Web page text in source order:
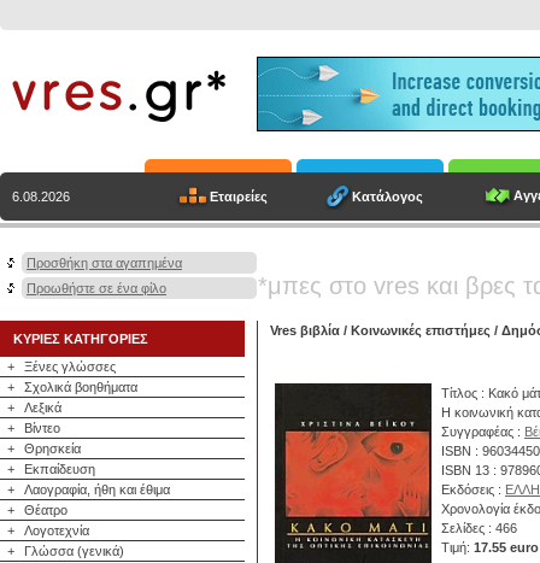
6.08.2026 Εταιρείες Κατάλογος
Προσθήκη στα αγαπημένα
Προωθήστε σε ένα φίλο
*μπες στο vres και βρες
ΚΥΡΙΕΣ ΚΑΤΗΓΟΡΙΕΣ
+
Ξένες γλώσσες
+
Σχολικά βοηθήματα
+
Λεξικά
+
Βίντεο
+
Θρησκεία
+
Εκπαίδευση
+
Λαογραφία, ήθη και έθιμα
+
Θέατρο
+
Λογοτεχνία
+
Γλώσσα (γενικά)
Vres βιβλία / Κοινωνικές επιστήμες /
Τίτλος : Κακό
Η κοινωνική
Συγγραφέας :
ISBN :
ISBN 13 :
Εκδόσεις :
Χρονολογία
Σελίδες : 466
Τιμή: 17.55 euro